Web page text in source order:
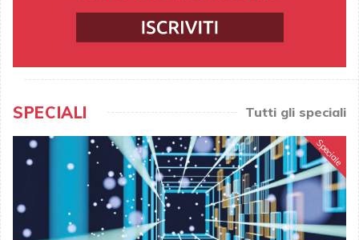
SPECIALI Tutti gli speciali
Speciale